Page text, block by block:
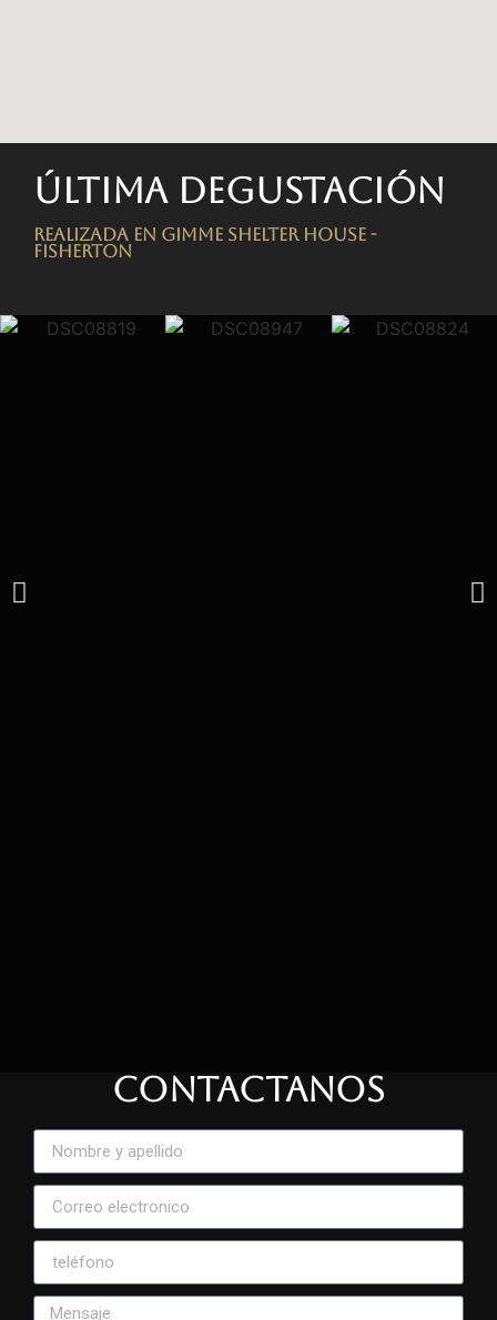
Última degustación
Realizada en Gimme Shelter House -
FISHERTON
CONTACTANOS